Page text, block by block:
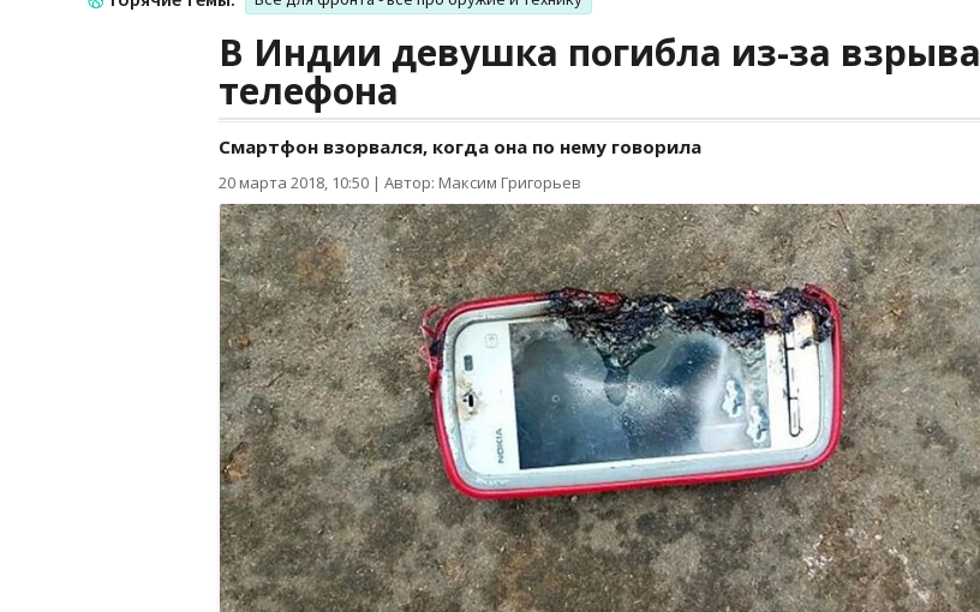
В Индии девушка погибла из-за взрыва
телефона
Смартфон взорвался, когда она по нему говорила
20 марта 2018, 10:50 | Автор: Максим Григорьев